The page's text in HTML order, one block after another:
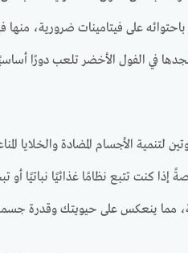
في الفول الأخضر تلعب دورًا
الأجسام المضادة والخلايا
كنت تتبع نظامًا غذائيًا نباتيًا
مما ينعكس على حيويتك وقدرة